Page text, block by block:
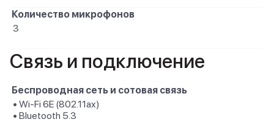
Количество микрофонов
3
Связь и подключение
Беспроводная сеть и сотовая связь
• Wi-Fi 6E (802.11ax)
• Bluetooth 5.3